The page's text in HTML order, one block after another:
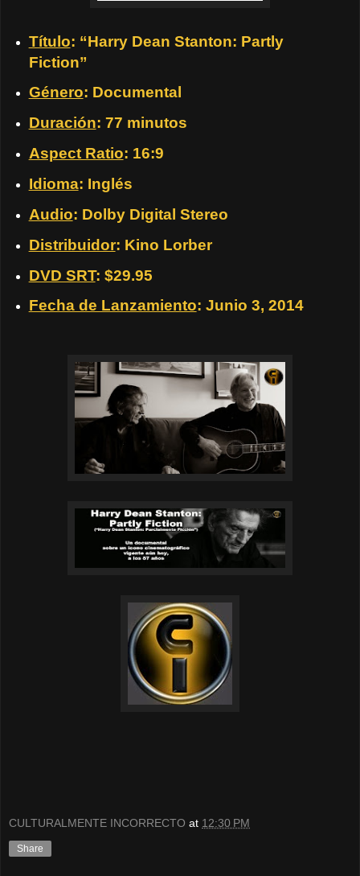
Título: “Harry Dean Stanton: Partly
Fiction”
Género: Documental
Duración: 77 minutos
Aspect Ratio: 16:9
Idioma: Inglés
Audio: Dolby Digital Stereo
Distribuidor: Kino Lorber
DVD SRT: $29.95
Fecha de Lanzamiento: Junio 3, 2014
CULTURALMENTE INCORRECTO at 12:30 PM
Share